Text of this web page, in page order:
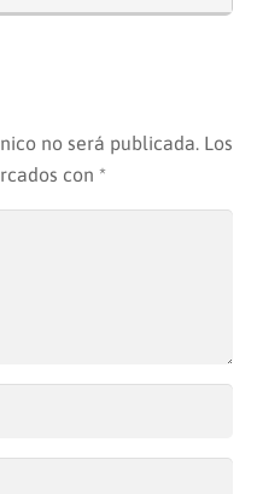
no será publicada. Los
con *